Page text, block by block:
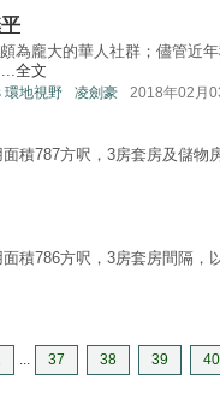
為龐大的華人社群；儘管近
全文
環地視野 凌劍豪 2018年02月
積787方呎，3房套房及儲物
積786方呎，3房套房間隔，
... 37 38 39 40